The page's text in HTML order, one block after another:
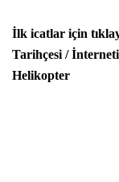
İlk icatlar için
Tarihçesi/
Helikopter